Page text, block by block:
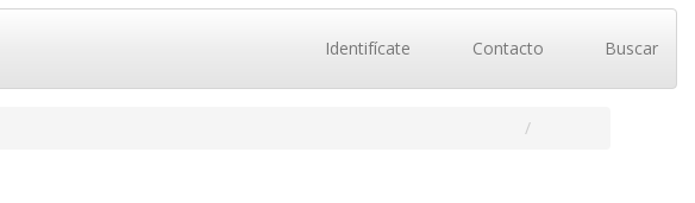
Identifícate Contacto Buscar